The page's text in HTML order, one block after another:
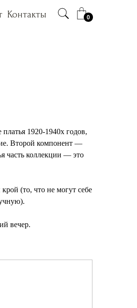
0
Контакты
Контакты
1920-1940х годов,
Второй компонент —
часть коллекции — это
(то, что не могут себе
вечер.